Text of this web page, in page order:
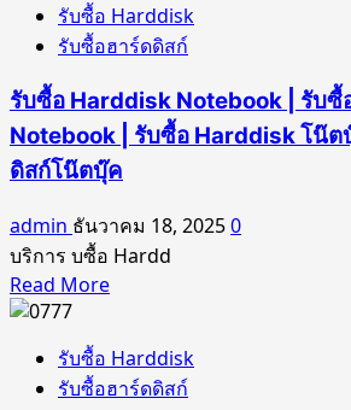
ซื้อ
Harddisk
|
รับ
ซื้อ
M.2
รับ
ซื้อ
Server
|
รับ
ฮาร์ดดิสก์
Server
Harddisk
SAS
รับซื้อ Harddisk
รับซื้อฮาร์ดดิสก์
รับซื้อ Harddisk Notebook | รับซื้
Notebook | รับซื้อ Harddisk โน๊ต
ดิสก์โน๊ตบุ๊ค
admin ธันวาคม 18, 20250
บริการ บซื้อ Hardd
Read MoreRead
รับ
ซื้อ
รับซื้อ Harddisk
รับซื้อฮาร์ดดิสก์